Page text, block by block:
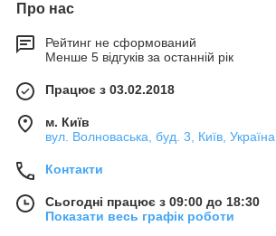
Про нас
Рейтинг не сформований
Менше 5 відгуків за останній рік
Працює з 03.02.2018
м. Київ
вул. Волноваська, буд. 3, Київ, Україна
Контакти
Сьогодні працює з 09:00 до 18:30
Показати весь графік роботи